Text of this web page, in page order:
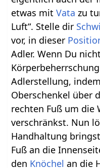
etwas mitVata zu
Luft“. Stelle dir
vor, in dieser
Adler. Wenn Du
Adlerstellung,
Oberschenkel über
rechten Fuß um die
verschränkst. Nun
Handhaltung
Fuß an die
den Knöchel an die